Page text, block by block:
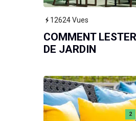
12624Vues
COMMENT
DE JARDIN
2